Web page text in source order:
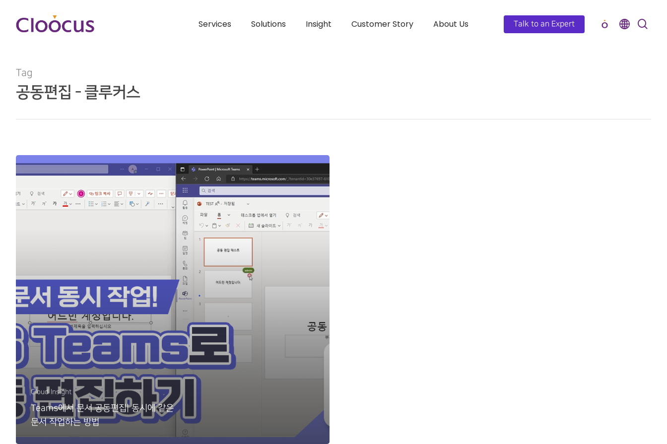
Hit enter to search or ESC to close
Services Solutions Insight Customer Story About Us Talk to an Expert
Tag
공동편집 - 클루커스
Cloud Insight
Teams에서 문서 공동편집| 동시에 같은
문서 작업하는 방법